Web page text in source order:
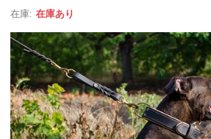
在庫: 在庫あり